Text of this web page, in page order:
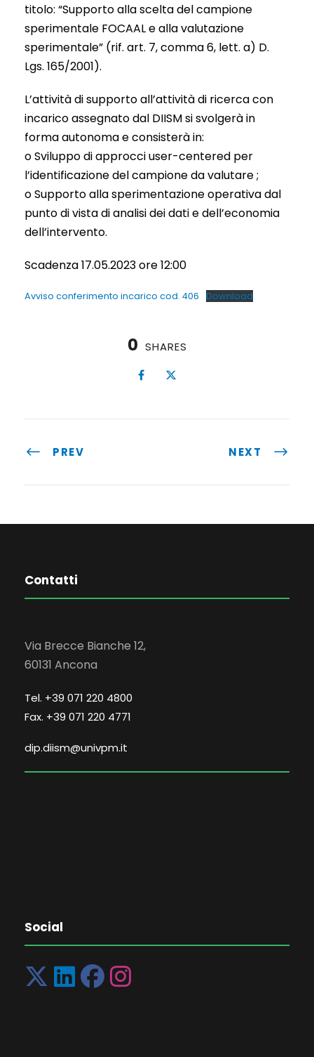
titolo: “Supporto alla scelta del campione
sperimentale FOCAAL e alla valutazione
sperimentale” (rif. art. 7, comma 6, lett. a) D.
Lgs. 165/2001).
L’attività di supporto all’attività di ricerca con
incarico assegnato dal DIISM si svolgerà in
forma autonoma e consisterà in:
o Sviluppo di approcci user-centered per
l’identificazione del campione da valutare ;
o Supporto alla sperimentazione operativa dal
punto di vista di analisi dei dati e dell’economia
dell’intervento.
Scadenza 17.05.2023 ore 12:00
Avviso conferimento incarico cod. 406 Download
0 SHARES
PREV NEXT
Contatti
Via Brecce Bianche 12,
60131 Ancona
Tel. +39 071 220 4800
Fax. +39 071 220 4771
dip.diism@univpm.it
Social